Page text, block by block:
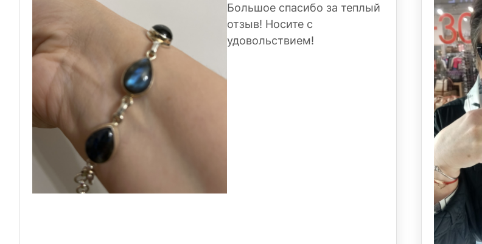
Большое спасибо за теплый
отзыв! Носите с
удовольствием!